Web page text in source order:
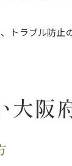
トラブル防
大阪